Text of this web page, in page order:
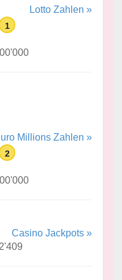
Lotto Zahlen »
1
Millions Zahlen »
2
Casino Jackpots »